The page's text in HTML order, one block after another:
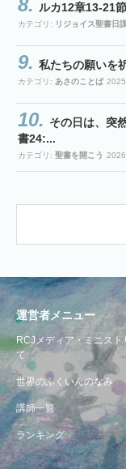
ルカ12章13-21
カテゴリ: リジョイス聖書日
私たちの願いを
カテゴリ: あさのことば
その日は、突
書24:...
カテゴリ: 聖書を開こう 2026
運営者メニュー
RCJメディア・ミニスト
て
世界のふくいんのなみ
講師一覧
ランキング